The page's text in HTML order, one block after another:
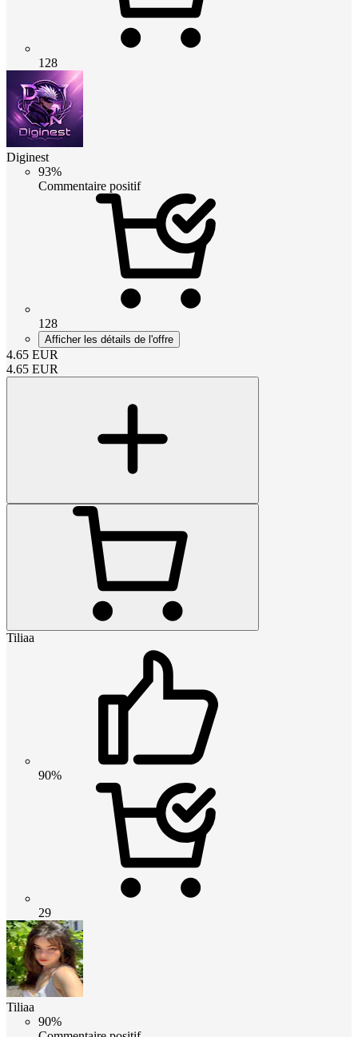
128
Diginest
93%
Commentaire positif
128
Afficher les détails de l'offre
4.65 EUR
4.65 EUR
Tiliaa
90%
29
Tiliaa
90%